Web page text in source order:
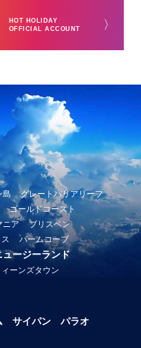
HOT HOLIDAY
OFFICIAL ACCOUNT
〉
島
グレートバリアリーフ
ゴールドコースト
ニア
ブリスベン
パームコーブ
ュージーランド
ィーンズタウン
サイパン パラオ